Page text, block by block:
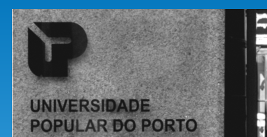
Universidade
Popular do
Porto
Associação
Cultural